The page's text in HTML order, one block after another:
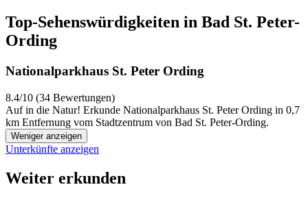
Top-Sehenswürdigkeiten in Bad St. Peter-
Ording
Nationalparkhaus St. Peter Ording
8.4/10 (34 Bewertungen)
Auf in die Natur! Erkunde Nationalparkhaus St. Peter Ording in 0,7
km Entfernung vom Stadtzentrum von Bad St. Peter-Ording.
Weniger anzeigen
Unterkünfte anzeigen
Weiter erkunden